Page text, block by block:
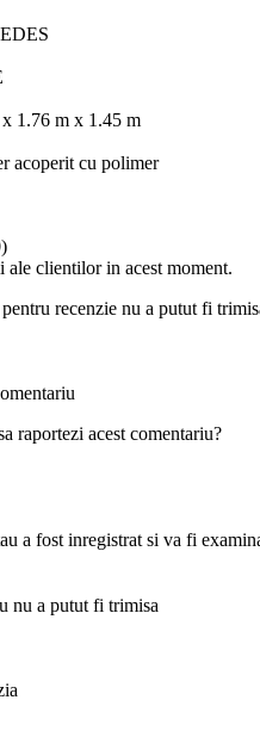
1.76 m x 1.45 m
acoperit cu polimer
ale clientilor in acest moment.
recenzie nu a putut fi
raportezi acest comentariu?
a fost inregistrat si va fi
nu a putut fi trimisa